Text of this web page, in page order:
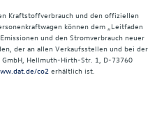
Kraftstoffverbrauch und den offiziellen
können dem „Leitfaden
und den Stromverbrauch neuer
der an allen Verkaufsstellen und bei der
GmbH, Hellmuth-Hirth-Str. 1, D-73760
co2erhältlich ist.